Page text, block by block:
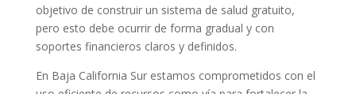
objetivo de construir un sistema de salud gratuito,
pero esto debe ocurrir de forma gradual y con
soportes financieros claros y definidos.
En Baja California Sur estamos comprometidos con el